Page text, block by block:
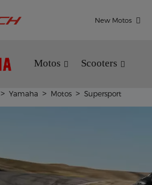
New Motos
Motos Scooters
Yamaha Motos Supersport